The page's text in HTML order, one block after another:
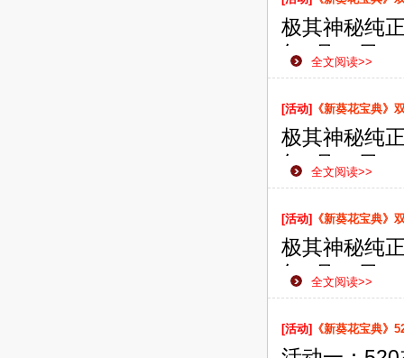
即可获赠剑
极其神秘纯
年5月28日
款网页游戏
侠之路更加
全文阅读>>
[活动] 《新葵花宝典》
极其神秘纯
年5月24日
款网页游戏
侠之路更加
全文阅读>>
[活动] 《新葵花宝典》
极其神秘纯
年5月21日
款网页游戏
侠之路更加
全文阅读>>
[活动] 《新葵花宝典》